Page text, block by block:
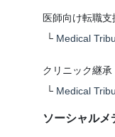
医師向け転職支
└ Medical
クリニック継承
└ Medical
ソーシャルメ